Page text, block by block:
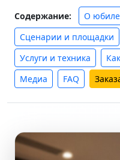
Содержание: О
Сценарии и площадки
Услуги и техника
Медиа
FAQ